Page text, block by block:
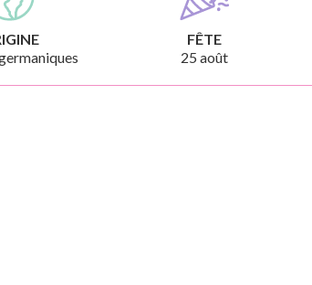
FÊTE
25 août